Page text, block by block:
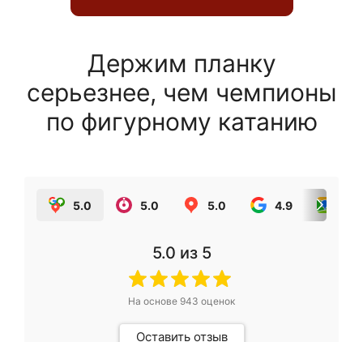
Держим планку
серьезнее, чем чемпионы
по фигурному катанию
5.0 5.0 5.0 4.9
5.0 из 5
На основе 943 оценок
Оставить отзыв